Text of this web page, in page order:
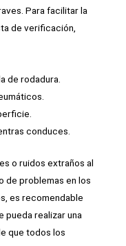
Para facilitar la
de verificación,
de rodadura.
conduces.
o ruidos extraños al
de problemas en los
es recomendable
pueda realizar una
que todos los